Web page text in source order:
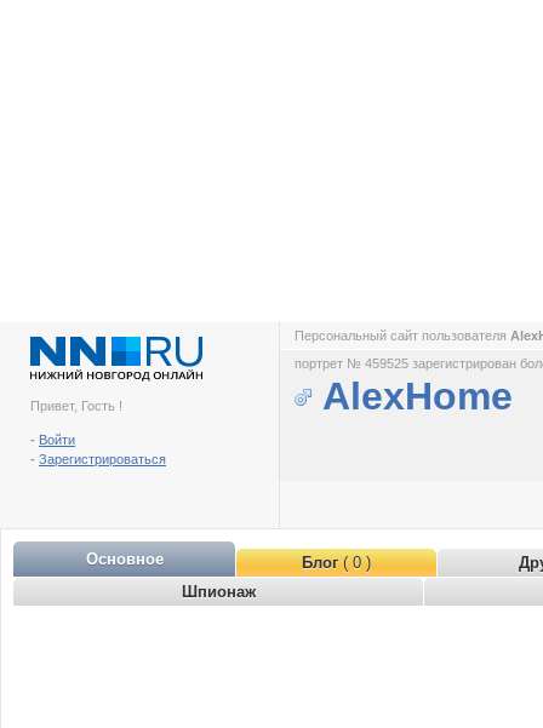
Привет, Гость !
- Войти
- Зарегистрироваться
Персональный сайт пользователя
портрет № 459525 зарегистрирован
AlexHome
Основное Блог( 0 )
Шпионаж